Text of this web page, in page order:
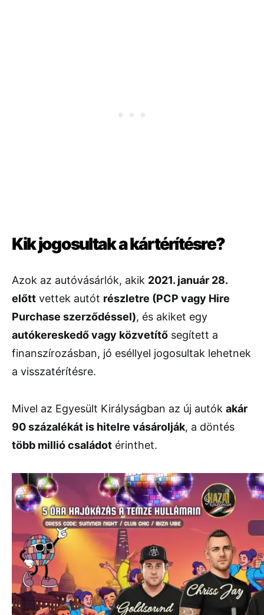
Kik jogosultak a kártérítésre?
Azok az autóvásárlók, akik 2021. január 28.
előtt vettek autót részletre (PCP vagy Hire
Purchase szerződéssel), és akiket egy
autókereskedő vagy közvetítő segített a
finanszírozásban, jó eséllyel jogosultak lehetnek
a visszatérítésre.
Mivel az Egyesült Királyságban az új autók akár
90 százalékát is hitelre vásárolják, a döntés
több millió családot érinthet.